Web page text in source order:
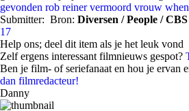
gevonden rob reiner vermoord vrouw
Submitter: Bron: Diversen / People / CBS
17
Help ons; deel dit item als je het leuk vond
Zelf ergens interessant filmnieuws gespot?
Ben je film- of seriefanaat en hou je ervan
dan filmredacteur!
Danny